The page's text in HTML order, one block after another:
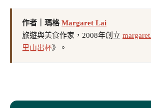
作者｜瑪格Margaret Lai
旅遊與美食作家，2008年創立
里山出杯》。